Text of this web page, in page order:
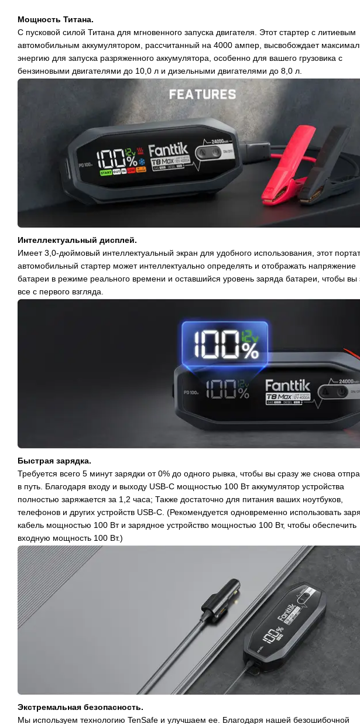
Мощность Титана.
С пусковой силой Титана для мгновенного запуска двигателя. Этот стартер с литиевым
автомобильным аккумулятором, рассчитанный на 4000 ампер, высвобождает
энергию для запуска разряженного аккумулятора, особенно для вашего грузовика с
бензиновыми двигателями до 10,0 л и дизельными двигателями до 8,0 л.
Интеллектуальный дисплей.
Имеет 3,0-дюймовый интеллектуальный экран для удобного использования, этот
автомобильный стартер может интеллектуально определять и отображать напряжение
батареи в режиме реального времени и оставшийся уровень заряда батареи, чтобы вы
все с первого взгляда.
Быстрая зарядка.
Требуется всего 5 минут зарядки от 0% до одного рывка, чтобы вы сразу же снова
в путь. Благодаря входу и выходу USB-C мощностью 100 Вт аккумулятор устройства
полностью заряжается за 1,2 часа; Также достаточно для питания ваших ноутбуков,
телефонов и других устройств USB-C. (Рекомендуется одновременно использовать
кабель мощностью 100 Вт и зарядное устройство мощностью 100 Вт, чтобы обеспечить
входную мощность 100 Вт.)
Экстремальная безопасность.
Мы используем технологию TenSafe и улучшаем ее. Благодаря нашей безошибочной